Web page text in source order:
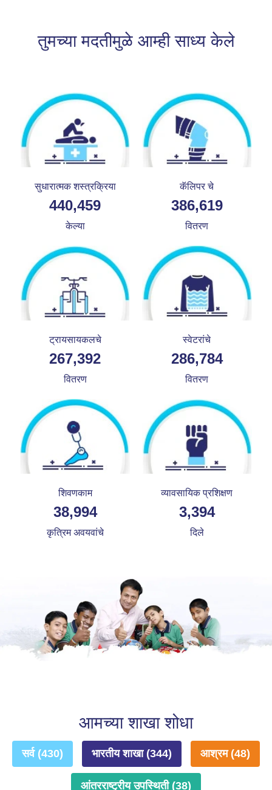
तुमच्या मदतीमुळे आम्ही साध्य केले
सुधारात्मक शस्त्रक्रिया
4,54,081
केल्या
कॅलिपर चे
4,00,641
वितरण
ट्रायसायकलचे
2,75,662
वितरण
स्वेटरांचे
2,95,654
वितरण
शिवणकाम
40,200
कृत्रिम अवयवांचे
व्यावसायिक प्रशिक्षण
3,499
दिले
आमच्या शाखा शोधा
सर्व (430) भारतीय शाखा (344) आश्रम (48)
आंतरराष्ट्रीय उपस्थिती (38)